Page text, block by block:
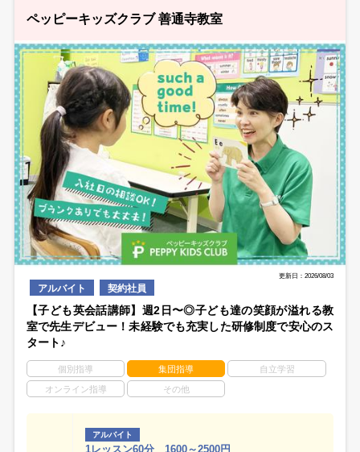
ペッピーキッズクラブ 善通寺教室
更新日：2026/08/03
アルバイト 契約社員
【子ども英会話講師】週2日〜◎子ども達の笑顔が溢れる教
室で先生デビュー！未経験でも充実した研修制度で安心のス
タート♪
個別指導 集団指導 自立学習
オンライン指導 その他
アルバイト
1レッスン60分 1600～2500円